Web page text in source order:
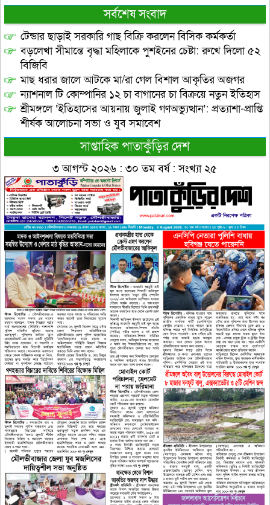
সর্বশেষ সংবাদ
টেন্ডার ছাড়াই সরকারি গাছ বিক্রি করলেন বিসিক কর্মকর্তা
বড়লেখা সীমান্তে বৃদ্ধা মহিলাকে পুশইনের চেষ্টা: রুখে দিলো ৫২
বিজিবি
মাছ ধরার জালে আটকে মা/রা গেল বিশাল আকৃতির অজগর
ন্যাশনাল টি কোম্পানির ১২ চা বাগানের চা বিক্রয়ে নতুন ইতিহাস
শ্রীমঙ্গলে ‘ইতিহাসের আয়নায় জুলাই গণঅভ্যুত্থান’: প্রত্যাশা-প্রাপ্তি
শীর্ষক আলোচনা সভা ও যুব সমাবেশ
সাপ্তাহিক পাতাকুঁড়ির দেশ
৩ আগস্ট ২০২৬ : ৩০ তম বর্ষ : সংখ্যা ২৫